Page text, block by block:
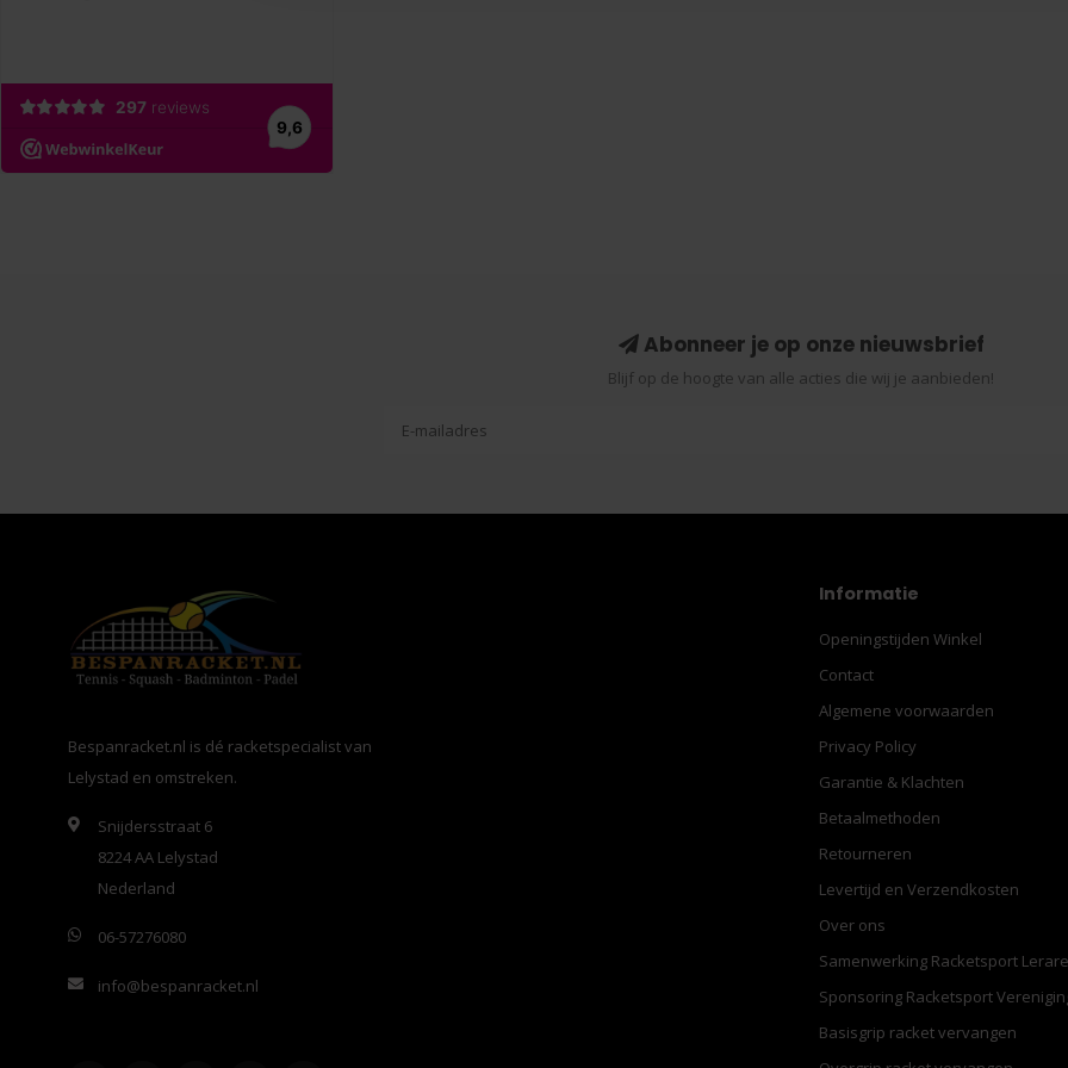
Abonneer je op onze nieuwsbrief
Blijf op de hoogte van alle acties die wij je aanbieden!
Bespanracket.nl is dé racketspecialist van
Lelystad en omstreken.
Snijdersstraat 6
8224 AA Lelystad
Nederland
06-57276080
info@bespanracket.nl
Informatie
Openingstijden Winkel
Contact
Algemene voorwaarden
Privacy Policy
Garantie & Klachten
Betaalmethoden
Retourneren
Levertijd en Verzendkosten
Over ons
Samenwerking Racketsport
Sponsoring Racketsport
Basisgrip racket vervangen